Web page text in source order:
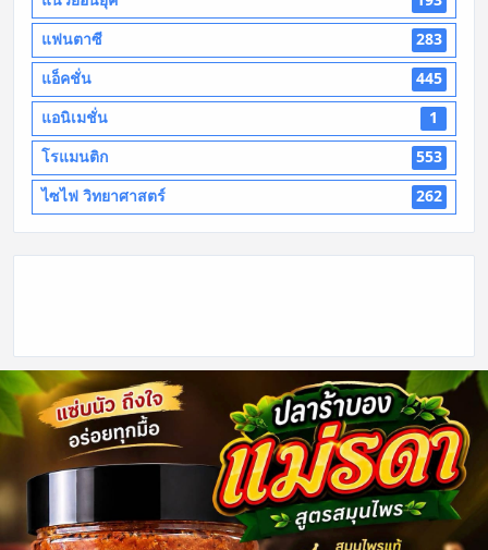
แฟนตาซี
283
แอ็คชั่น
445
แอนิเมชั่น
1
โรแมนติก
553
ไซไฟ วิทยาศาสตร์
262